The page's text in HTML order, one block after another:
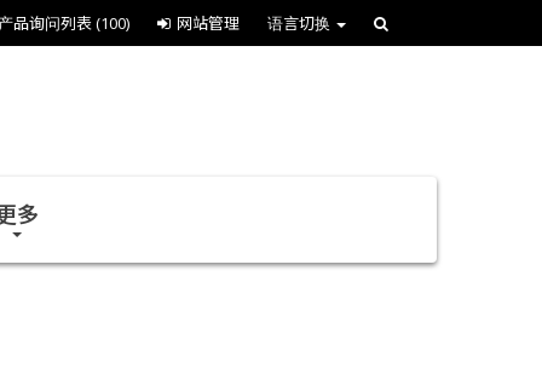
产品询问列表(100) 网站管理 语言切换
多